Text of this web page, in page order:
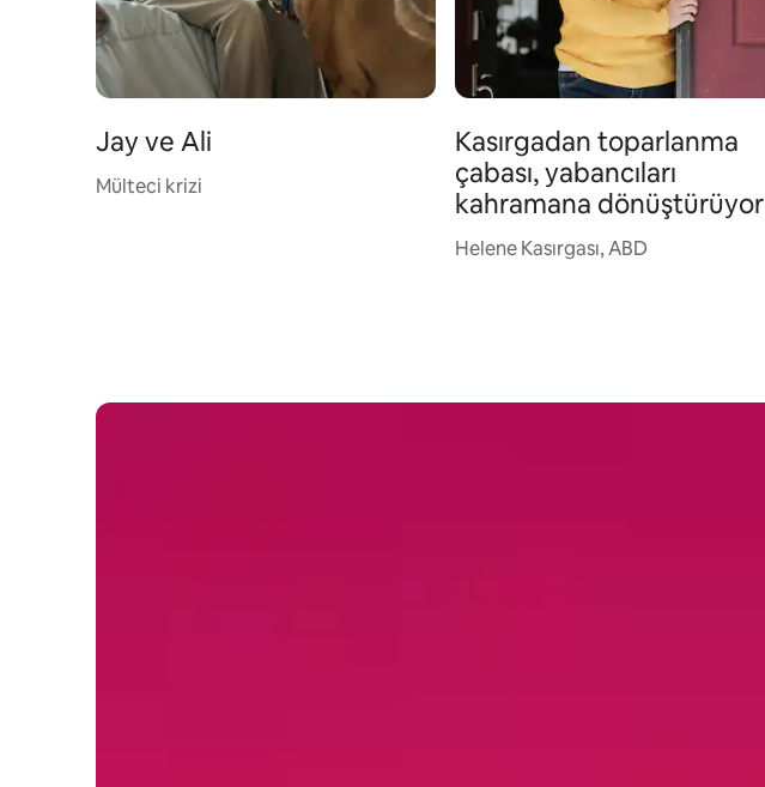
Jay ve Ali
Mülteci krizi
Kasırgadan toparlanma
çabası, yabancıları
kahramana dönüştürüyor
Helene Kasırgası, ABD